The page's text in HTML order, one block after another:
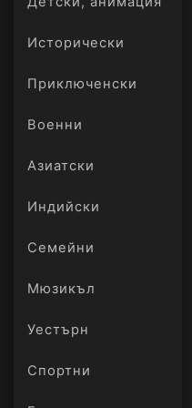
Исторически
Приключенски
Военни
Азиатски
Индийски
Семейни
Мюзикъл
Уестърн
Спортни